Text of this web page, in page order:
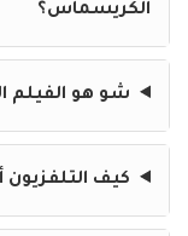
الكريسماس؟
شو هو الفيلم
كيف التلفزيون